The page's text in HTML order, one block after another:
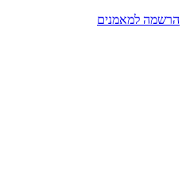
הרשמה למאמנים